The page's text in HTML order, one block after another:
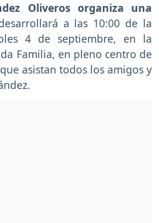
Oliveros organiza una
a las 10:00 de la
4 de septiembre, en la
Familia, en pleno centro de
asistan todos los amigos y